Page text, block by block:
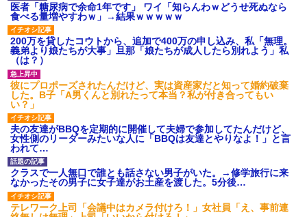
医者「糖尿病で余命1年です」 ワイ「知らんわｗどうせ死ぬなら
食べる量増やすわｗ」→結果ｗｗｗｗｗ
200万を貸したコウトから、追加で400万の申し込み、私「無理。
義弟より娘たちが大事」旦那「娘たちが成人したら別れよう」私
（は？）
彼にプロポーズされたんだけど、実は資産家だと知って婚約破棄
した。B子「A男くんと別れたって本当？私が付き合ってもい
い？」
夫の友達がBBQを定期的に開催して夫婦で参加してたんだけど、
女性側のリーダーみたいな人に「BBQは友達とやりなよ！」と言
われて…
クラスで一人無口で誰とも話さない男子がいた。→修学旅行に来
なかったその男子に女子達がお土産を渡した。5分後…
テレワーク上司「会議中はカメラ付けろ！」女社員「え、事前連